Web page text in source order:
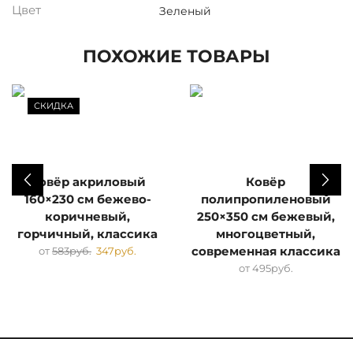
Цвет Зеленый
ПОХОЖИЕ ТОВАРЫ
СКИДКА
Ковёр акриловый
160×230 см бежево-
коричневый,
горчичный, классика
от583руб. 347руб.
Ковёр
полипропиленовый
250×350 см бежевый,
многоцветный,
современная классика
от495руб.